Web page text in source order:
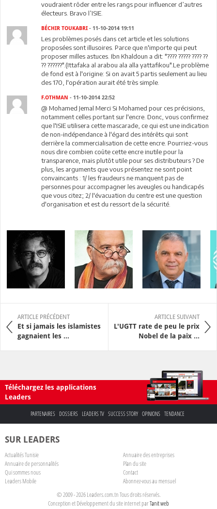
voudraient rôder entre les rangs pour influencer d’autres
électeurs. Bravo l’ISIE.
BÉCHIR TOUKABRI - 11-10-2014 19:11
Les problèmes posés dans cet article et les solutions
proposées sont illusoires. Parce que n'importe qui peut
proposer milles astuces. Ibn Khaldoun a dit: "???? ????? ???? ??
?? ??????".(Ittafaka al arabou ala alla yattafikou".Le problème
de fond est à l'origine: Si on avait 5 partis seulement au lieu
des 170, l'opération aurait été très simple.
F.OTHMAN - 11-10-2014 22:52
@ Mohamed Jemal Merci Si Mohamed pour ces précisions,
notamment celles portant sur l'encre. Donc, vous confirmez
que l'ISIE utilisera cette mascarade, ce qui est une indication
de non-indépendance à l'égard des intérêts qui sont
derrière la commercialisation de cette encre. Pourriez-vous
nous dire combien coûte cette encre inutile pour la
transparence, mais plutôt utile pour ses distributeurs ? De
plus, les arguments que vous présentez ne sont point
convaincants : 1/ les fraudeurs ne manquent pas de
personnes pour accompagner les aveugles ou handicapés
que vous citez; 2/ l'évacuation du centre est une question
d'organisation et est du ressort de la sécurité.
ARTICLE PRÉCÉDENT
Et si jamais les islamistes
gagnaient les ...
ARTICLE SUIVANT
L'UGTT rate de peu le prix
Nobel de la paix ...
Téléchargez les applications
Leaders
PARTENAIRES DOSSIERS LEADERS TV SUCCESS STORY OPINIONS TENDANCE
SUR LEADERS
Actualités Tunisie
Annuaire des entreprises
Annuaire de personnalités
Plan du site
Qui sommes nous
Contact
Leaders Mobile
Abonnez-vous au mensuel
© 2009 - 2026 Leaders.com.tn Tous droits réservés.
Conception et Développement du site internet parTanit web